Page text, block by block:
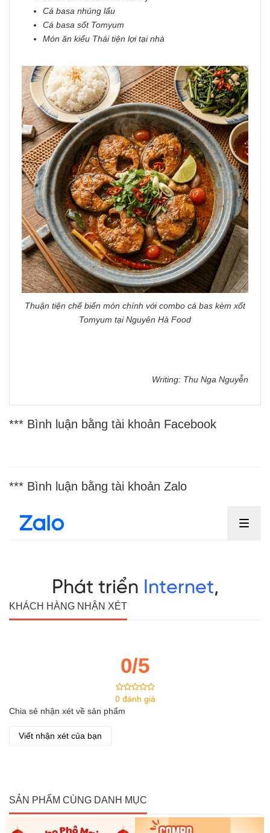
Cá basa nhúng lẩu
Cá basa sốt Tomyum
Món ăn kiểu Thái tiện lợi tại nhà
Thuận tiện chế biến món chính với combo cá bas kèm xốt
Tomyum tại Nguyên Hà Food
Writing: Thu Nga Nguyễn
*** Bình luận bằng tài khoản Facebook
*** Bình luận bằng tài khoản Zalo
KHÁCH HÀNG NHẬN XÉT
0/5
0 đánh giá
Chia sẻ nhận xét về sản phẩm
Viết nhận xét của bạn
SẢN PHẨM CÙNG DANH MỤC